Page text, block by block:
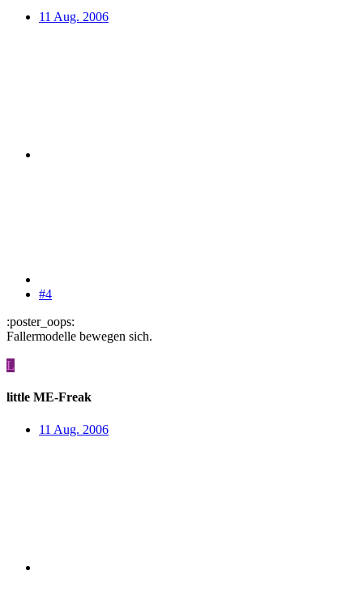
11 Aug. 2006
#4
:poster_oops:
Fallermodelle bewegen sich.
L
little ME-Freak
11 Aug. 2006